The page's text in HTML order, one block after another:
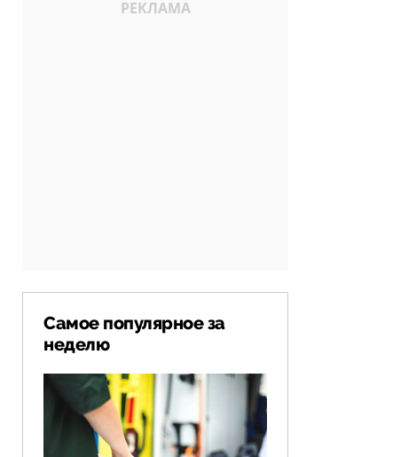
Самое популярное за
неделю